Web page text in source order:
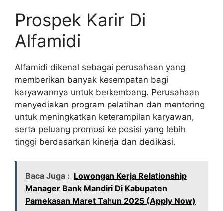
Prospek Karir Di
Alfamidi
Alfamidi dikenal sebagai perusahaan yang
memberikan banyak kesempatan bagi
karyawannya untuk berkembang. Perusahaan
menyediakan program pelatihan dan mentoring
untuk meningkatkan keterampilan karyawan,
serta peluang promosi ke posisi yang lebih
tinggi berdasarkan kinerja dan dedikasi.
Baca Juga : Lowongan Kerja Relationship
Manager Bank Mandiri Di Kabupaten
Pamekasan Maret Tahun 2025 (Apply Now)